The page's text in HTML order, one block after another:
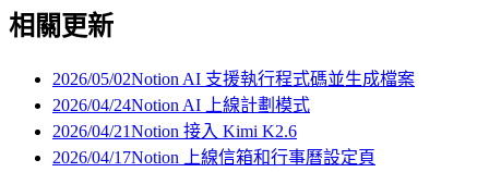
相關更新
2026/05/02Notion AI 支援執行程式碼並生成檔案
2026/04/24Notion AI 上線計劃模式
2026/04/21Notion 接入 Kimi K2.6
2026/04/17Notion 上線信箱和行事曆設定頁